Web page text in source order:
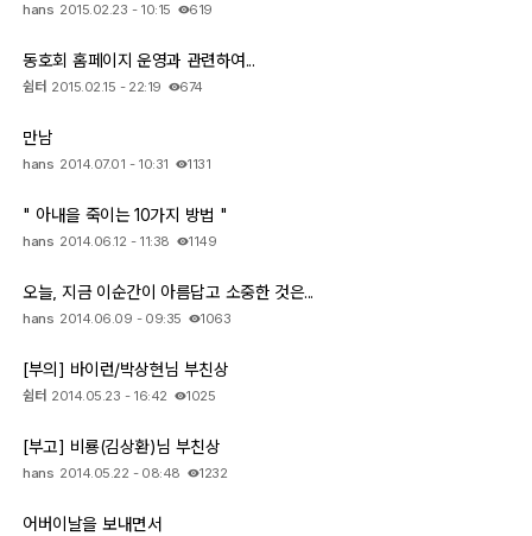
hans 2015.02.23 - 10:15 619
동호회 홈페이지 운영과 관련하여...
쉼터 2015.02.15 - 22:19 674
만남
hans 2014.07.01 - 10:31 1131
" 아내을 죽이는 10가지 방법 "
hans 2014.06.12 - 11:38 1149
오늘, 지금 이순간이 아름답고 소중한 것은...
hans 2014.06.09 - 09:35 1063
[부의] 바이런/박상현님 부친상
쉼터 2014.05.23 - 16:42 1025
[부고] 비룡(김상환)님 부친상
hans 2014.05.22 - 08:48 1232
어버이날을 보내면서